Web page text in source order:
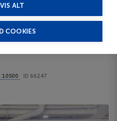
ALT
COOKIES
Bangkok 3***
10500 ID 66247